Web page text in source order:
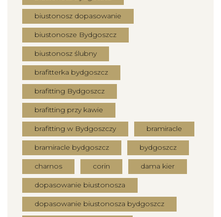
biustonosz dopasowanie
biustonosze Bydgoszcz
biustonosz ślubny
brafitterka bydgoszcz
brafitting Bydgoszcz
brafitting przy kawie
brafitting w Bydgoszczy bramiracle
bramiracle bydgoszcz bydgoszcz
charnos corin dama kier
dopasowanie biustonosza
dopasowanie biustonosza bydgoszcz